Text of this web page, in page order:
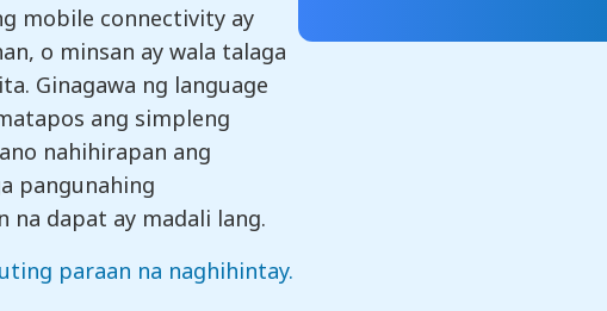
mobile connectivity ay
o minsan ay wala talaga
Ginagawa ng language
ang simpleng
nahihirapan ang
pangunahing
na dapat ay madali lang.
paraan na naghihintay.